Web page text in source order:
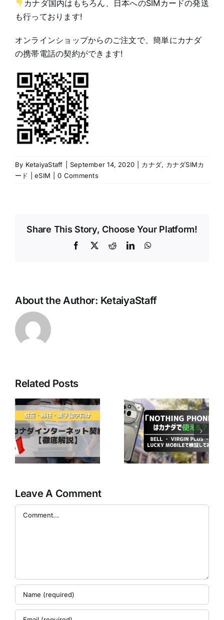
カナダ国内はもちろん、日本へのSIMカードの発送
も行っております!
オンラインショップからのご注文で、簡単にカナダ
の携帯電話の契約ができます!
By KetaiyaStaff September 14, 2020 カナダ, カナダSIMカ
ード | eSIM
0 Comments
Share This Story, Choose Your Platform!
Facebook
X RedditLinkedIn
About the Author: KetaiyaStaff
Related Posts
最近人気の
「Nothing
Phone」はカナ
ダで使える？ ～
Bell ・ Virgin
Plus ・ Lucky
Bell Mobilityユ
ーザー必見！
CraveのBasicプ
ランが無料で楽
しめるかも！？
Leave A Comment
Comment